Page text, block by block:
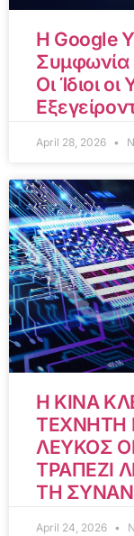
Η Google
Συμφωνία
Οι Ίδιοι
April 28, 2026
Η ΚΙΝΑ
ΤΕΧΝΗΤΗ
ΛΕΥΚΟΣ
ΤΡΑΠΕΖΙ
ΤΗ
April 24, 2026